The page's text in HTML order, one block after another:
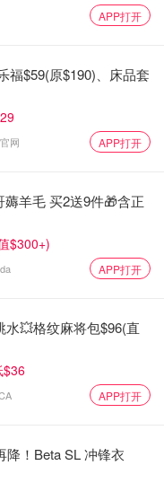
车公司一样，用户可
锁房车公司，网点覆
一般车的选择比较
团队。
网站截图
APP打开
福$59(原$190)、床品套
网 APP打开
羊毛 买2送9件🎁含正
$300+)
APP打开
💥格纹麻将包$96(直
$36
APP打开
！Beta SL 冲锋衣